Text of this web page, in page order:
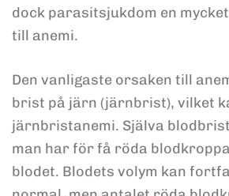
dock parasitsjukdom en
till anemi.
Den vanligaste orsaken till
brist på järn (järnbrist), vilket
järnbristanemi. Själva
man har för få röda
blodet. Blodets volym kan